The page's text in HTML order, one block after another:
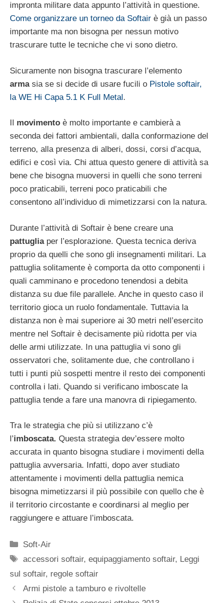
impronta militare data appunto l’attività in questione.
Come organizzare un torneo da Softair è già un passo
importante ma non bisogna per nessun motivo
trascurare tutte le tecniche che vi sono dietro.
Sicuramente non bisogna trascurare l’elemento
arma sia se si decide di usare fucili o Pistole softair,
la WE Hi Capa 5.1 K Full Metal.
movimento è molto importante e cambierà a
seconda dei fattori ambientali, dalla conformazione del
terreno, alla presenza di alberi, dossi, corsi d’acqua,
edifici e così via. Chi attua questo genere di attività sa
bene che bisogna muoversi in quelli che sono terreni
poco praticabili, terreni poco praticabili che
consentono all’individuo di mimetizzarsi con la natura.
Durante l’attività di Softair è bene creare una
pattugliaper l’esplorazione. Questa tecnica deriva
proprio da quelli che sono gli insegnamenti militari. La
pattuglia solitamente è comporta da otto componenti i
quali camminano e procedono tenendosi a debita
distanza su due file parallele. Anche in questo caso il
territorio gioca un ruolo fondamentale. Tuttavia la
distanza non è mai superiore ai 30 metri nell’esercito
mentre nel Softair è decisamente più ridotta per via
delle armi utilizzate. In una pattuglia vi sono gli
osservatori che, solitamente due, che controllano i
tutti i punti più sospetti mentre il resto dei componenti
controlla i lati. Quando si verificano imboscate la
pattuglia tende a fare una manovra di ripiegamento.
Tra le strategia che più si utilizzano c’è
l’imboscata. Questa strategia dev’essere molto
accurata in quanto bisogna studiare i movimenti della
pattuglia avversaria. Infatti, dopo aver studiato
attentamente i movimenti della pattuglia nemica
bisogna mimetizzarsi il più possibile con quello che è
il territorio circostante e coordinarsi al meglio per
raggiungere e attuare l’imboscata.
Categorie
Soft-Air
Tag
accessori softair,equipaggiamento softair, Leggi
sul softair, regole softair
Armi pistole a tamburo e rivoltelle